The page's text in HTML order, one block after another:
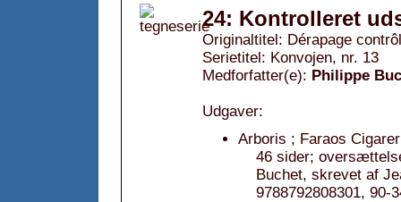
24: Kontrolleret
Originaltitel: Dérapage
Serietitel: Konvojen, nr. 13
Medforfatter(e): Philippe
Udgaver:
Arboris ; Faraos
46 sider;
Buchet, skrevet af
9788792808301, 90-